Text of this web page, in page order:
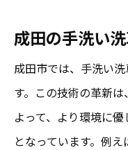
成田の手洗い
成田市では、手洗い
す。この技術の革新
よって、より環境に
となっています。例